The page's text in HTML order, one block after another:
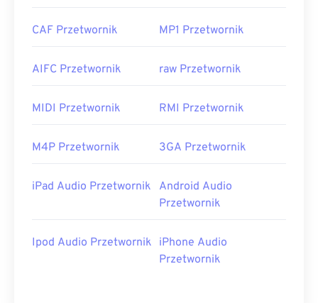
CAF Przetwornik MP1 Przetwornik
AIFC Przetwornik raw Przetwornik
MIDI Przetwornik RMI Przetwornik
M4P Przetwornik 3GA Przetwornik
iPad Audio Przetwornik
Android Audio
Przetwornik
Ipod Audio Przetwornik iPhone Audio
Przetwornik